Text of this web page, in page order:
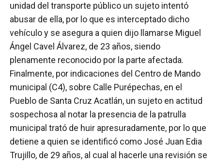
unidad del transporte público un sujeto intentó
abusar de ella, por lo que es interceptado dicho
vehículo y se asegura a quien dijo llamarse Miguel
Ángel Cavel Álvarez, de 23 años, siendo
plenamente reconocido por la parte afectada.
Finalmente, por indicaciones del Centro de Mando
municipal (C4), sobre Calle Purépechas, en el
Pueblo de Santa Cruz Acatlán, un sujeto en actitud
sospechosa al notar la presencia de la patrulla
municipal trató de huir apresuradamente, por lo que
detiene a quien se identificó como José Juan Edia
Trujillo, de 29 años, al cual al hacerle una revisión se